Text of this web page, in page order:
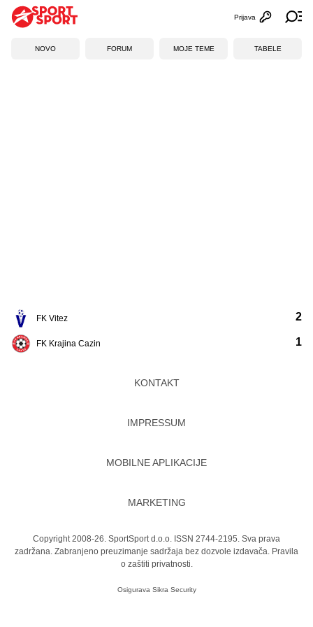
Otvori
Prijava
NOVO FORUM MOJE TEME TABELE
FK Vitez
FK Krajina Cazin
2
1
KONTAKT
IMPRESSUM
MOBILNE APLIKACIJE
MARKETING
Copyright 2008-26. SportSport d.o.o. ISSN 2744-2195. Sva prava
zadržana. Zabranjeno preuzimanje sadržaja bez dozvole izdavača. Pravila
o zaštiti privatnosti.
Osigurava Sikra Security